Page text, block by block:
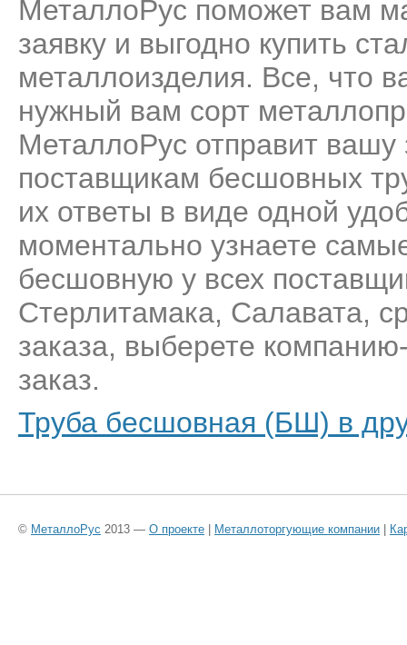
МеталлоРус поможет вам
заявку и выгодно купить
металлоизделия. Все, что
нужный вам сорт
МеталлоРус отправит
поставщикам бесшовных
их ответы в виде одной
моментально узнаете
бесшовную у всех
Стерлитамака, Салавата,
заказа, выберете
заказ.
Труба бесшовная (БШ) в
© МеталлоРус 2013 — О проекте | Металлоторгующие компании |